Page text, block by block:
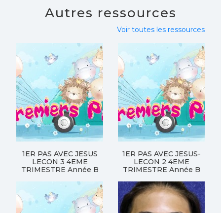
Autres ressources
Voir toutes les ressources
1ER PAS AVEC JESUS
LECON 3 4EME
TRIMESTRE Année B
1ER PAS AVEC JESUS-
LECON 2 4EME
TRIMESTRE Année B